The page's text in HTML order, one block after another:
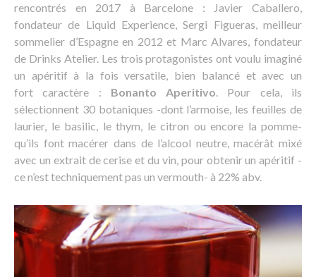
rencontrés en 2017 à Barcelone : Javier Caballero,
fondateur de Liquid Experience, Sergi Figueras, meilleur
sommelier d’Espagne en 2012 et Marc Alvares, fondateur
de Drinks Atelier. Les trois protagonistes ont voulu imaginé
un apéritif à la fois versatile, bien balancé et avec un
fort caractère : Bonanto Aperitivo. Pour cela, ils
sélectionnent 30 botaniques -dont l’armoise, les feuilles de
laurier, le basilic, le thym, le citron ou encore la pomme-
qu’ils font macérer dans de l’alcool neutre, macérât mixé
avec un extrait de cerise et du vin, pour obtenir un apéritif -
ce n’est techniquement pas un vermouth- à 22% abv.